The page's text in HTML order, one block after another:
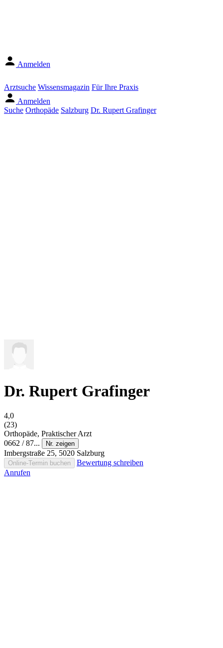
Anmelden
Arztsuche Wissensmagazin Für Ihre Praxis
Anmelden
Suche Orthopäde Salzburg Dr. Rupert Grafinger
Dr. Rupert Grafinger
4,0
(23)
Orthopäde, Praktischer Arzt
0662 / 87...
Nr. zeigen
Imbergstraße 25, 5020 Salzburg
Online-Termin buchen
Bewertung schreiben
Anrufen